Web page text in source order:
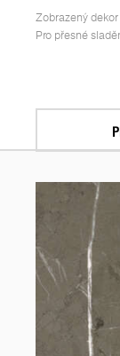
Zobrazený
Pro přesné